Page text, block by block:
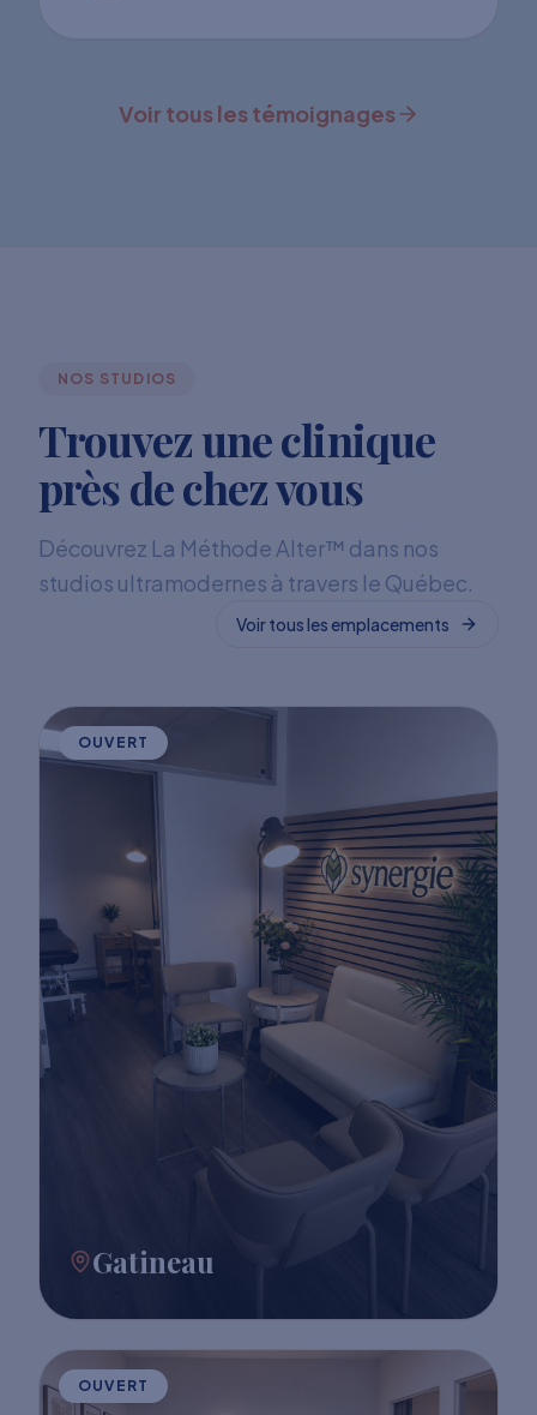
Voir tous les témoignages
NOS STUDIOS
Trouvez une clinique
près de chez vous
Découvrez La Méthode Alter™ dans nos
studios ultramodernes à travers le Québec.
Voir tous les emplacements
OUVERT
Gatineau
OUVERT